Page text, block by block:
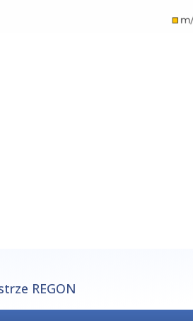
REGON